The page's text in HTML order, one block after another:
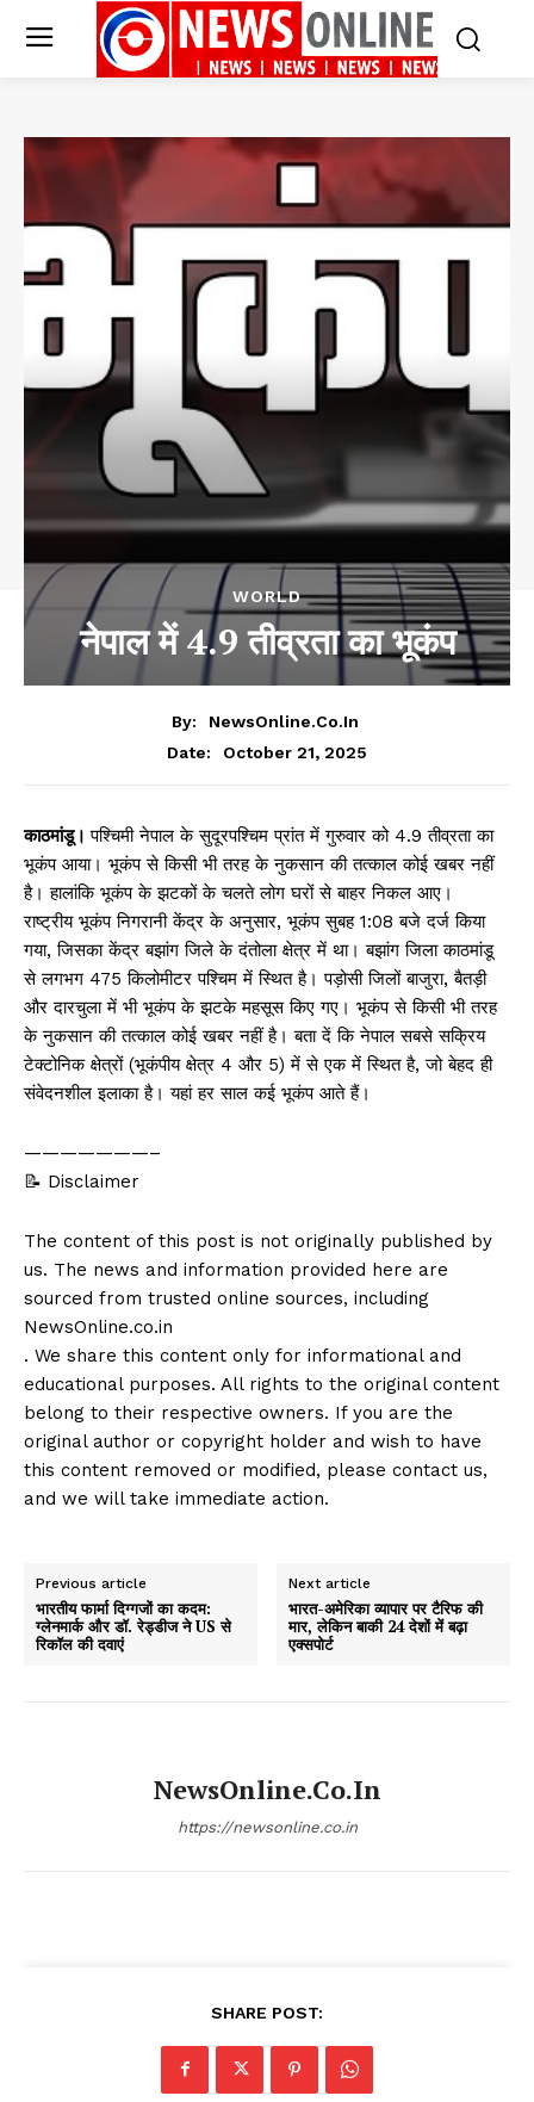
WORLD
नेपाल में 4.9 तीव्रता का भूकंप
By:
NewsOnline.co.in
Date:
October 21, 2025
काठमांडू।पश्चिमी नेपाल के सुदूरपश्चिम प्रांत में गुरुवार को 4.9 तीव्रता का
भूकंप आया। भूकंप से किसी भी तरह के नुकसान की तत्काल कोई खबर नहीं
है। हालांकि भूकंप के झटकों के चलते लोग घरों से बाहर निकल आए।
राष्ट्रीय भूकंप निगरानी केंद्र के अनुसार, भूकंप सुबह 1:08 बजे दर्ज किया
गया, जिसका केंद्र बझांग जिले के दंतोला क्षेत्र में था। बझांग जिला काठमांडू
से लगभग 475 किलोमीटर पश्चिम में स्थित है। पड़ोसी जिलों बाजुरा, बैतड़ी
और दारचुला में भी भूकंप के झटके महसूस किए गए। भूकंप से किसी भी तरह
के नुकसान की तत्काल कोई खबर नहीं है। बता दें कि नेपाल सबसे सक्रिय
टेक्टोनिक क्षेत्रों (भूकंपीय क्षेत्र 4 और 5) में से एक में स्थित है, जो बेहद ही
संवेदनशील इलाका है। यहां हर साल कई भूकंप आते हैं।
———————–
📝 Disclaimer
The content of this post is not originally published by
us. The news and information provided here are
sourced from trusted online sources, including
NewsOnline.co.in
. We share this content only for informational and
educational purposes. All rights to the original content
belong to their respective owners. If you are the
original author or copyright holder and wish to have
this content removed or modified, please contact us,
and we will take immediate action.
Previous article
भारतीय फार्मा दिग्गजों का कदम:
ग्लेनमार्क और डॉ. रेड्डीज ने US से
रिकॉल की दवाएं
Next article
भारत-अमेरिका व्यापार पर टैरिफ की
मार, लेकिन बाकी 24 देशों में बढ़ा
एक्सपोर्ट
NewsOnline.co.in
https://newsonline.co.in
SHARE POST: